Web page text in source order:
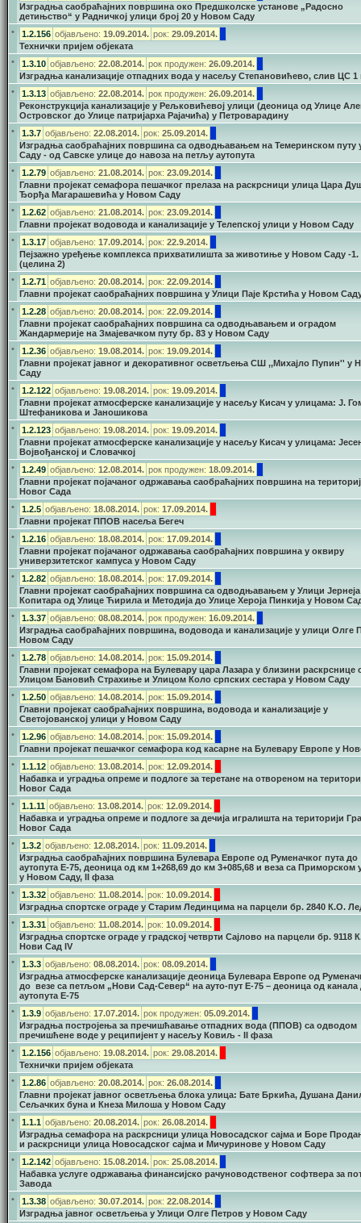
Изградња саобраћајних површина око Предшколске установе „Радосно
детињство“ у Радничкој улици број 20 у Новом Саду
•
1.2.156 објављено: 19.09.2014. рок: 29.09.2014.
Технички пријем објеката
•
1.3.10 објављено: 22.08.2014. рок продужен: 26.09.2014.
Изградња канализације отпадних вода у насељу Степановићево, слив ЦС
•
1.3.13 објављено: 22.08.2014. рок продужен: 26.09.2014.
Реконструкција канализације у Рељковићевој улици (деоница од Улице
Островског до Улице патријарха Рајачића) у Петроварадину
•
1.3.7 објављено: 22.08.2014. рок: 25.09.2014.
Изградња саобраћајних површина са одводњавањем на Темеринском путу
Саду - од Савске улице до навоза на петљу аутопута
•
1.2.79 објављено: 21.08.2014. рок: 23.09.2014.
Главни пројекат семафора пешачког прелаза на раскрсници улица Цара
Ђорђа Магарашевића у Новом Саду
•
1.2.62 објављено: 21.08.2014. рок: 23.09.2014.
Главни пројекат водовода и канализације у Телепској улици у Новом Саду
•
1.3.17 објављено: 17.09.2014. рок: 22.9.2014.
Пејзажно уређење комплекса прихватилишта за животиње у Новом Саду -1.
(целина 2)
•
1.2.71 објављено: 20.08.2014. рок: 22.09.2014.
Главни пројекат саобраћајних површина у Улици Паје Крстића у Новом
•
1.2.28 објављено: 20.08.2014. рок: 22.09.2014.
Главни пројекат саобраћајних површина са одводњавањем и оградом
Жандармерије на Змајевачком путу бр. 83 у Новом Саду
•
1.2.36 објављено: 19.08.2014. рок: 19.09.2014.
Главни пројекат јавног и декоративног осветљења СШ ,,Михајло Пупин'' у
Саду
•
1.2.122 објављено: 19.08.2014. рок: 19.09.2014.
Главни пројекат атмосферске канализације у насељу Кисач у улицама: Ј.
Штефаникова и Јаношикова
•
1.2.123 објављено: 19.08.2014. рок: 19.09.2014.
Главни пројекат атмосферске канализације у насељу Кисач у улицама:
Војвођанској и Словачкој
•
1.2.49 објављено: 12.08.2014. рок продужен: 18.09.2014.
Главни пројекат појачаног одржавања саобраћајних површина на
Новог Сада
•
1.2.5 објављено: 18.08.2014. рок: 17.09.2014.
Главни пројекат ППОВ насеља Бегеч
•
1.2.16 објављено: 18.08.2014. рок: 17.09.2014.
Главни пројекат појачаног одржавања саобраћајних површина у оквиру
универзитетског кампуса у Новом Саду
•
1.2.82 објављено: 18.08.2014. рок: 17.09.2014.
Главни пројекат саобраћајних површина са одводњавањем у Улици Јернеја
Копитара од Улице Ћирила и Методија до Улице Хероја Пинкија у Новом
•
1.3.37 објављено: 08.08.2014. рок продужен: 16.09.2014.
Изградња саобраћајних површина, водовода и канализације у улици Олге
Новом Саду
•
1.2.78 објављено: 14.08.2014. рок: 15.09.2014.
Главни пројекат семафора на Булевару цара Лазара у близини раскрснице
Улицом Бановић Страхиње и Улицом Коло српских сестара у Новом Саду
•
1.2.50 објављено: 14.08.2014. рок: 15.09.2014.
Главни пројекат саобраћајних површина, водовода и канализације у
Светојованској улици у Новом Саду
•
1.2.96 објављено: 14.08.2014. рок: 15.09.2014.
Главни пројекат пешачког семафора код касарне на Булевару Европе у
•
1.1.12 објављено: 13.08.2014. рок: 12.09.2014.
Набавка и уградња опреме и подлоге за теретане на отвореном на
Новог Сада
•
1.1.11 објављено: 13.08.2014. рок: 12.09.2014.
Набавка и уградња опреме и подлоге за дечија игралишта на територији
Новог Сада
•
1.3.2 објављено: 12.08.2014. рок: 11.09.2014.
Изградња саобраћајних површина Булевара Европе од Руменачког пута до
аутопута Е-75, деоница од км 1+268,69 до км 3+085,68 и веза са Приморском
у Новом Саду, II фаза
•
1.3.32 објављено: 11.08.2014. рок: 10.09.2014.
Изградња спортске ограде у Старим Лединцима на парцели бр. 2840 К.О.
•
1.3.31 објављено: 11.08.2014. рок: 10.09.2014.
Изградња спортске ограде у градској четврти Сајлово на парцели бр. 9118
Нови Сад IV
•
1.3.3 објављено: 08.08.2014. рок: 08.09.2014.
Изградња атмосферске канализације деоница Булевара Европе од
до везе са петљом „Нови Сад-Север“ на ауто-пут Е-75 – деоница од
аутопута Е-75
•
1.3.9 објављено: 17.07.2014. рок продужен: 05.09.2014.
Изградња постројења за пречишћавање отпадних вода (ППОВ) са одводом
пречишћене воде у реципијент у насељу Ковиљ - II фаза
•
1.2.156 објављено: 19.08.2014. рок: 29.08.2014.
Технички пријем објеката
•
1.2.86 објављено: 20.08.2014. рок: 26.08.2014.
Главни пројекат јавног осветљења блока улица: Бате Бркића, Душана
Сељачких буна и Кнеза Милоша у Новом Саду
•
1.1.1 објављено: 20.08.2014. рок: 26.08.2014.
Изградња семафора на раскрсници улица Новосадског сајма и Боре
и раскрсници улица Новосадског сајма и Мичуринове у Новом Саду
•
1.2.142 објављено: 15.08.2014. рок: 25.08.2014.
Набавка услуге одржавања финансијско рачуноводственог софтвера за
Завода
•
1.3.38 објављено: 30.07.2014. рок: 22.08.2014.
Изградња јавног осветљења у Улици Олге Петров у Новом Саду